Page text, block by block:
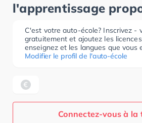
l'apprentissage
C'est votre auto-école? Inscrivez -
gratuitement et ajoutez les
enseignez et les langues que vous
Modifier le profil de l'auto-école
Connectez-vous à la